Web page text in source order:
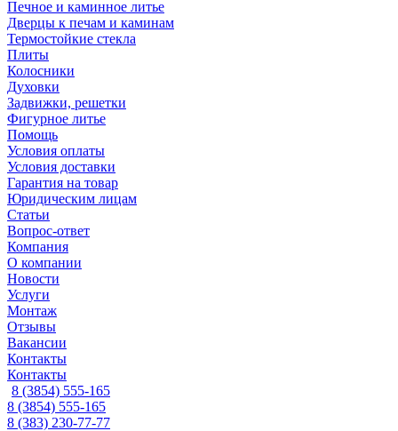
Печное и каминное литье
Дверцы к печам и каминам
Термостойкие стекла
Плиты
Колосники
Духовки
Задвижки, решетки
Фигурное литье
Помощь
Условия оплаты
Условия доставки
Гарантия на товар
Юридическим лицам
Статьи
Вопрос-ответ
Компания
О компании
Новости
Услуги
Монтаж
Отзывы
Вакансии
Контакты
Контакты
8 (3854) 555-165
8 (3854) 555-165
8 (383) 230-77-77